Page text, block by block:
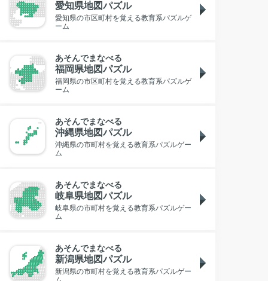
愛知県地図パズル
愛知県の市区町村を覚える教育系パズルゲ
ーム
あそんでまなべる
福岡県地図パズル
福岡県の市区町村を覚える教育系パズルゲ
ーム
あそんでまなべる
沖縄県地図パズル
沖縄県の市町村を覚える教育系パズルゲー
ム
あそんでまなべる
岐阜県地図パズル
岐阜県の市町村を覚える教育系パズルゲー
ム
あそんでまなべる
新潟県地図パズル
新潟県の市町村を覚える教育系パズルゲー